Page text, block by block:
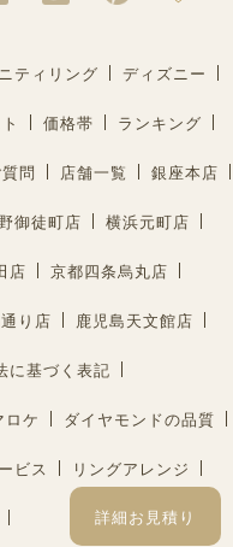
詳細お見積り
ティリング ディズニー
価格帯 ランキング
問 店舗一覧 銀座本店
御徒町店 横浜元町店
店 京都四条烏丸店
り店 鹿児島天文館店
に基づく表記
ロケ ダイヤモンドの品質
ビス リングアレンジ